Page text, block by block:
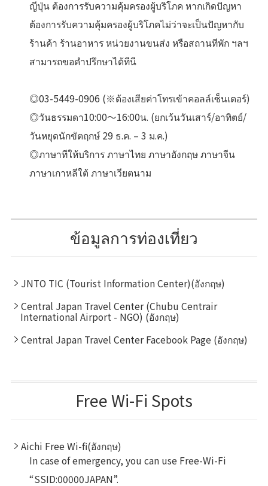
ญีปุ่น ต้องการรับความคุ้มครองผู้บริโภค หากเกิดปัญหา
ต้องการรับความคุ้มครองผู้บริโภคไม่ว่าจะเป็นปัญหากับ
ร้านค้า ร้านอาหาร หน่วยงานขนส่ง หรือสถานทีพัก ฯลฯ
สามารถขอคําปรึกษาได้ทีนี
◎03-5449-0906 (※ต้องเสียค่าโทรเข้าคอลล์เซ็นเตอร์)
◎วันธรรมดา10:00～16:00น. (ยกเว้นวันเสาร์/อาทิตย์/
วันหยุดนักขัตฤกษ์ 29 ธ.ค. – 3 ม.ค.)
◎ภาษาทีให้บริการ ภาษาไทย ภาษาอังกฤษ ภาษาจีน
ภาษาเกาหลีใต้ ภาษาเวียตนาม
ข้อมูลการท่องเที่ยว
JNTO TIC (Tourist Information Center)(อังกฤษ)
Central Japan Travel Center (Chubu Centrair
International Airport - NGO) (อังกฤษ)
Central Japan Travel Center Facebook Page (อังกฤษ)
Free Wi-Fi Spots
Aichi Free Wi-fi(อังกฤษ)
In case of emergency, you can use Free-Wi-Fi
“SSID:00000JAPAN”.